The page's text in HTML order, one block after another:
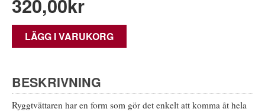
320,00kr
LÄGG I VARUKORG
BESKRIVNING
Ryggtvättaren har en form som gör det enkelt att komma åt hela